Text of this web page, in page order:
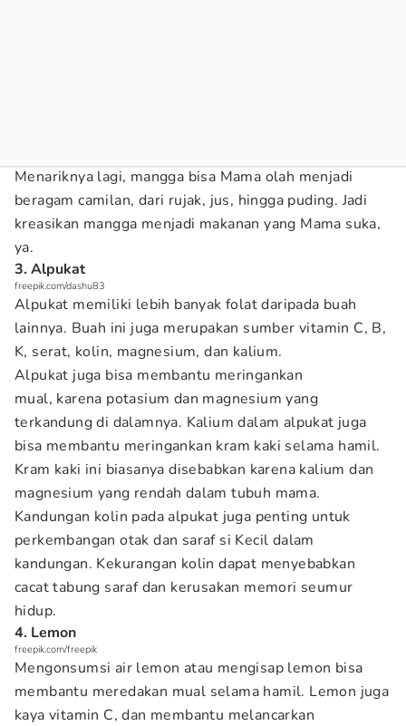
Menariknya lagi, mangga bisa Mama olah menjadi
beragam camilan, dari rujak, jus, hingga puding. Jadi
kreasikan mangga menjadi makanan yang Mama suka,
ya.
3. Alpukat
freepik.com/dashu83
Alpukat memiliki lebih banyak folat daripada buah
lainnya. Buah ini juga merupakan sumber vitamin C, B,
K, serat, kolin, magnesium, dan kalium.
Alpukat juga bisa membantu meringankan
mual, karena potasium dan magnesium yang
terkandung di dalamnya. Kalium dalam alpukat juga
bisa membantu meringankan kram kaki selama hamil.
Kram kaki ini biasanya disebabkan karena kalium dan
magnesium yang rendah dalam tubuh mama.
Kandungan kolin pada alpukat juga penting untuk
perkembangan otak dan saraf si Kecil dalam
kandungan. Kekurangan kolin dapat menyebabkan
cacat tabung saraf dan kerusakan memori seumur
hidup.
4. Lemon
freepik.com/freepik
Mengonsumsi air lemon atau mengisap lemon bisa
membantu meredakan mual selama hamil. Lemon juga
kaya vitamin C, dan membantu melancarkan